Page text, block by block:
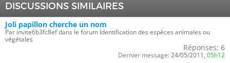
DISCUSSIONS SIMILAIRES
Joli papillon cherche un nom
Par invite6b3fc8ef dans le forum Identification des espèces animales ou
végétales
Réponses: 6
Dernier message: 24/05/2011, 05h12